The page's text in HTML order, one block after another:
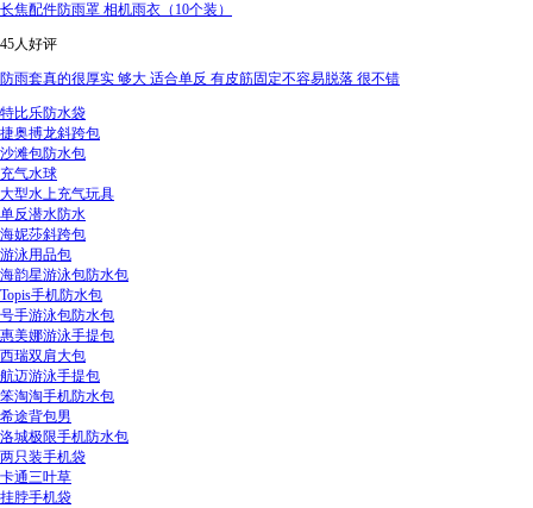
长焦配件防雨罩 相机雨衣（10个装）
45人好评
防雨套真的很厚实 够大 适合单反 有皮筋固定不容易脱落 很不错
特比乐防水袋
捷奥搏龙斜跨包
沙滩包防水包
充气水球
大型水上充气玩具
单反潜水防水
海妮莎斜跨包
游泳用品包
海韵星游泳包防水包
Topis手机防水包
号手游泳包防水包
惠美娜游泳手提包
西瑞双肩大包
航迈游泳手提包
笨淘淘手机防水包
希途背包男
洛城极限手机防水包
两只装手机袋
卡通三叶草
挂脖手机袋